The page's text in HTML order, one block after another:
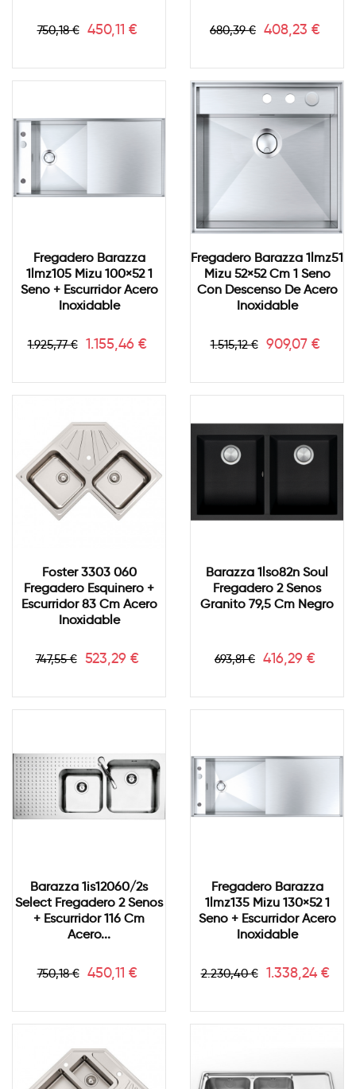
Precio
750,18 € Precio
450,11 € Precio
680,39 € Precio
408,23 €
Fregadero Barazza
1lmz105 Mizu 100×52 1
Seno + Escurridor Acero
Inoxidable
Precio
1.925,77 € Precio
1.155,46 €
Fregadero Barazza 1lmz51
Mizu 52×52 Cm 1 Seno
Con Descenso De Acero
Inoxidable
Precio
1.515,12 € Precio
909,07 €
Foster 3303 060
Fregadero Esquinero +
Escurridor 83 Cm Acero
Inoxidable
Precio
747,55 € Precio
523,29 €
Barazza 1lso82n Soul
Fregadero 2 Senos
Granito 79,5 Cm Negro
Precio
693,81 € Precio
416,29 €
Barazza 1is12060/2s
Select Fregadero 2 Senos
+ Escurridor 116 Cm
Acero...
Precio
750,18 € Precio
450,11 €
Fregadero Barazza
1lmz135 Mizu 130×52 1
Seno + Escurridor Acero
Inoxidable
Precio
2.230,40 € Precio
1.338,24 €